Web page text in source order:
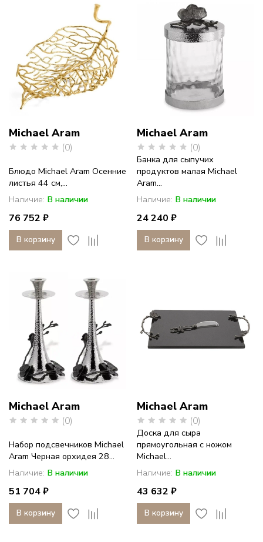
Michael Aram
(0)
Блюдо Michael Aram Осенние
листья 44 см,...
Наличие: В наличии
76 752 ₽
В корзину
Michael Aram
(0)
Банка для сыпучих
продуктов малая Michael
Aram...
Наличие: В наличии
24 240 ₽
В корзину
Michael Aram
(0)
Набор подсвечников Michael
Aram Черная орхидея 28...
Наличие: В наличии
51 704 ₽
В корзину
Michael Aram
(0)
Доска для сыра
прямоугольная с ножом
Michael...
Наличие: В наличии
43 632 ₽
В корзину